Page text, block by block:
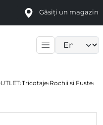
Găsiți un magazin
›Tricotaje›Rochii si Fuste›